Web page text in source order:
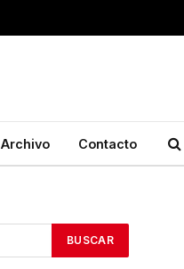
Archivo Contacto